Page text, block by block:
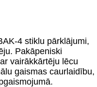
4 stiklu pārklājumi,
Pakāpeniski
vairākkārtēju lēcu
gaismas caurlaidību,